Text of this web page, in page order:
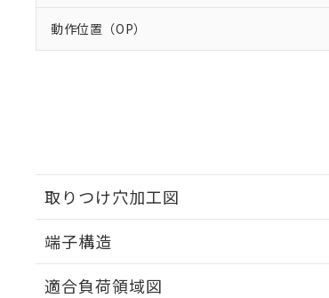
動作位置（OP）
取りつけ穴加工図
端子構造
適合負荷領域図